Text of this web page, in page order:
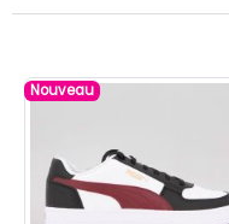
Nouveau